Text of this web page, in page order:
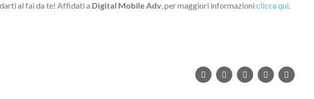
al fai da te! Affidati a Digital Mobile Adv, per maggiori informazioni clicca qui.
FacebookTwitterGoogle+PinterestLinkedin